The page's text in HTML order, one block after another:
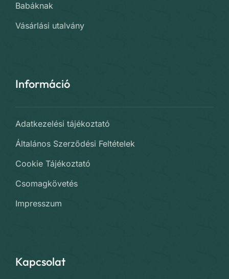
Babáknak
Vásárlási utalvány
Információ
Adatkezelési tájékoztató
Általános Szerződési Feltételek
Cookie Tájékoztató
Csomagkövetés
Impresszum
Kapcsolat